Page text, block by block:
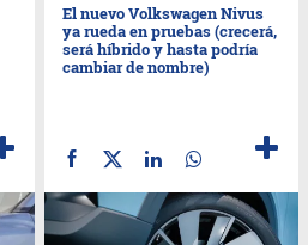
El nuevo Volkswagen Nivus
ya rueda en pruebas (crecerá,
será híbrido y hasta podría
cambiar de nombre)